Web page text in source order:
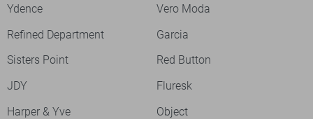
Ydence
Vero Moda
Refined Department
Garcia
Sisters Point
Red Button
JDY
Fluresk
Harper & Yve
Object